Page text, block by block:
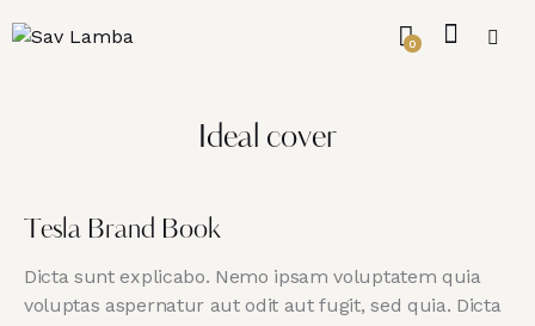
0
Ideal cover
Tesla Brand Book
Dicta sunt explicabo. Nemo ipsam voluptatem quia
voluptas aspernatur aut odit aut fugit, sed quia. Dicta